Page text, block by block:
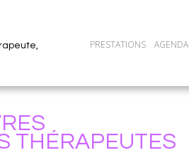
PRESTATIONS AGENDA
THÉRAPEUTES